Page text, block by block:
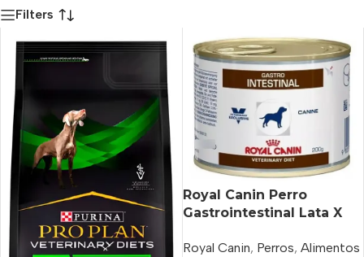
Filters
Royal Canin Perro
Gastrointestinal Lata X
Royal Canin, Perros, Alimentos